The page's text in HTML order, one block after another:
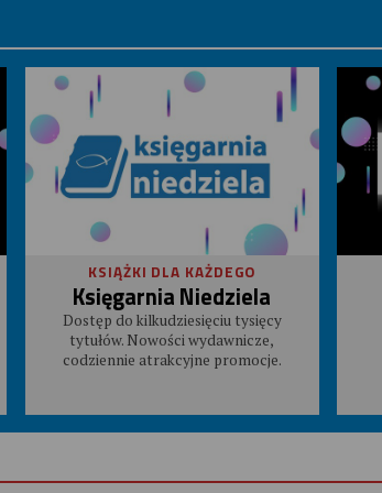
KSIĄŻKI DLA KAŻDEGO
Księgarnia Niedziela
Dostęp do kilkudziesięciu tysięcy
tytułów. Nowości wydawnicze,
codziennie atrakcyjne promocje.